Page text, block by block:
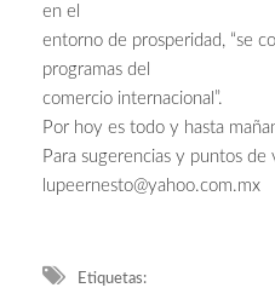
en el
entorno de prosperidad, “se
programas del
comercio internacional”.
Por hoy es todo y hasta
Para sugerencias y puntos de
lupeernesto@yahoo.com.mx
Etiquetas: